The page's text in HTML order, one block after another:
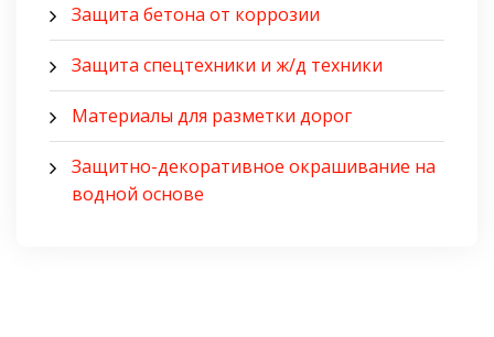
Защита бетона от коррозии
Защита спецтехники и ж/д техники
Материалы для разметки дорог
Защитно-декоративное окрашивание на
водной основе